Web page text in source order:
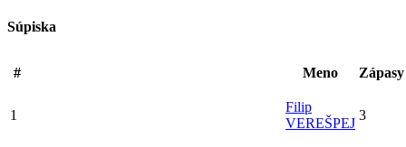
Súpiska
# Meno Zápasy
1
Filip
VEREŠPEJ
3